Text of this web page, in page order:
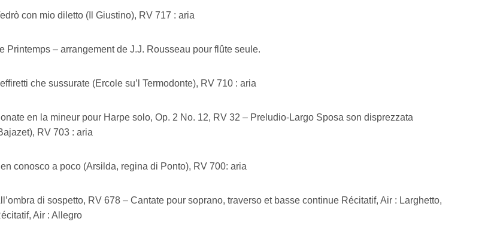
con mio diletto (Il Giustino), RV 717 : aria
Printemps – arrangement de J.J. Rousseau pour flûte seule.
che sussurate (Ercole su’l Termodonte), RV 710 : aria
en la mineur pour Harpe solo, Op. 2 No. 12, RV 32 – Preludio-Largo Sposa son disprezzata
RV 703 : aria
conosco a poco (Arsilda, regina di Ponto), RV 700: aria
di sospetto, RV 678 – Cantate pour soprano, traverso et basse continue Récitatif, Air : Larghetto,
Air : Allegro